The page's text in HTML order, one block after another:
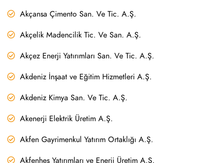
Akçansa Çimento San. Ve Tic. A.Ş.
Akçelik Madencilik Tic. Ve San. A.Ş.
Akçez Enerji Yatırımları San. Ve Tic. A.Ş.
Akdeniz İnşaat ve Eğitim Hizmetleri A.Ş.
Akdeniz Kimya San. Ve Tic. A.Ş.
Akenerji Elektrik Üretim A.Ş.
Akfen Gayrimenkul Yatırım Ortaklığı A.Ş.
Akfenhes Yatırımları ve Enerji Üretim A.Ş.